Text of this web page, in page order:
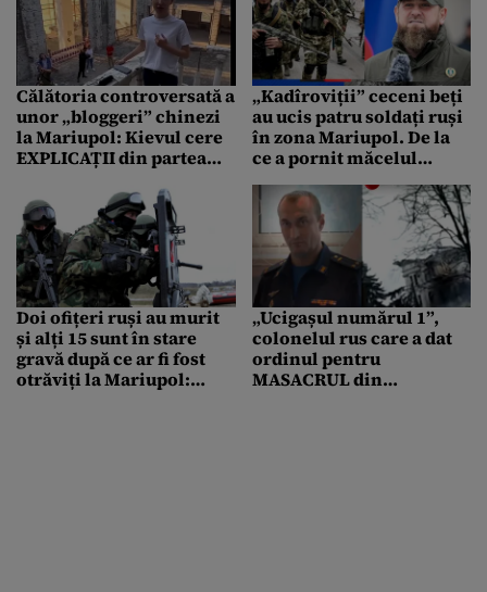
Călătoria controversată a
unor „bloggeri” chinezi
la Mariupol: Kievul cere
EXPLICAȚII din partea
„Kadîroviții” ceceni beți
au ucis patru soldați ruși
în zona Mariupol. De la
ce a pornit măcelul
Doi ofițeri ruși au murit
și alți 15 sunt în stare
gravă după ce ar fi fost
otrăviți la Mariupol:
„Ucigașul numărul 1”,
colonelul rus care a dat
ordinul pentru
MASACRUL din